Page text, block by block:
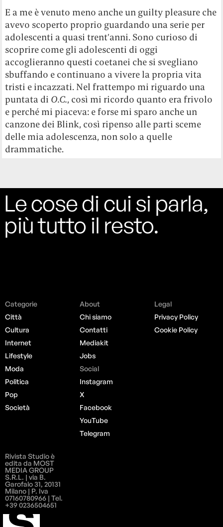
E a me è venuto meno anche un guilty pleasure che
avevo scoperto proprio guardando una serie per
adolescenti a quasi trent’anni. Sono curioso di
scoprire come gli adolescenti di oggi
accoglieranno questi coetanei che si svegliano
sbuffando e continuano a vivere la propria vita
tristi e incazzati. Nel frattempo mi riguardo una
puntata di O.C., così mi ricordo quanto era frivolo
e perché mi piaceva: e forse mi sparo anche un
canzone dei Blink, così ripenso alle parti sceme
delle mia adolescenza, non solo a quelle
drammatiche.
Le cose di cui si parla,
più tutto il resto.
Categorie
Città
Cultura
Internet
Lifestyle
Moda
Politica
Pop
Società
About
Chi siamo
Contatti
Mediakit
Jobs
Social
Instagram
X
Facebook
YouTube
Telegram
Legal
Privacy Policy
Cookie Policy
Rivista Studio è
edita da MOST
MEDIA GROUP
S.R.L. | via B.
Garofalo 31, 20131
Milano | P. Iva
07160780966 | Tel.
+39 0236504651